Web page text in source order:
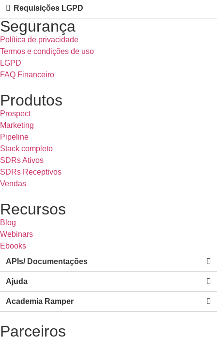
Requisições LGPD
Segurança
Política de privacidade
Termos e condições de uso
LGPD
FAQ Financeiro
Produtos
Prospect
Marketing
Pipeline
Stack completo
SDRs Ativos
SDRs Receptivos
Vendas
Recursos
Blog
Webinars
Ebooks
APIs/ Documentações
Ajuda
Academia Ramper
Parceiros